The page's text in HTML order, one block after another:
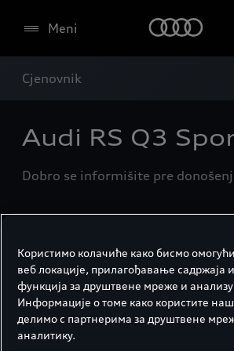
Meni
Cjenovnik
Audi RS Q3
Dobro se informišite pre
Preuzmite
Pretražite brzo sve informacije ili
odštampajte.
Користимо колачиће како бисмо
веб локације, прилагођавање садржаја
функција за друштвене мреже и анализу
Информације о томе како користите
делимо с партнерима за друштвене
аналитику.